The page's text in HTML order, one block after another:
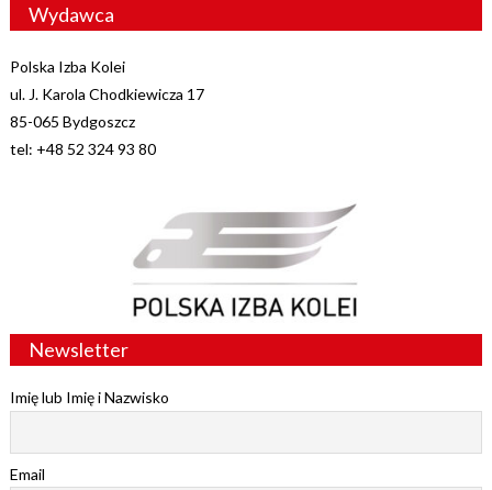
Wydawca
Polska Izba Kolei
ul. J. Karola Chodkiewicza 17
85-065 Bydgoszcz
tel: +48 52 324 93 80
Newsletter
Imię lub Imię i Nazwisko
Email